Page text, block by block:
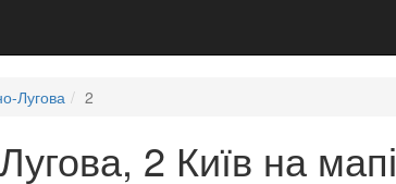
Лугова 2
2 Київ на мапі